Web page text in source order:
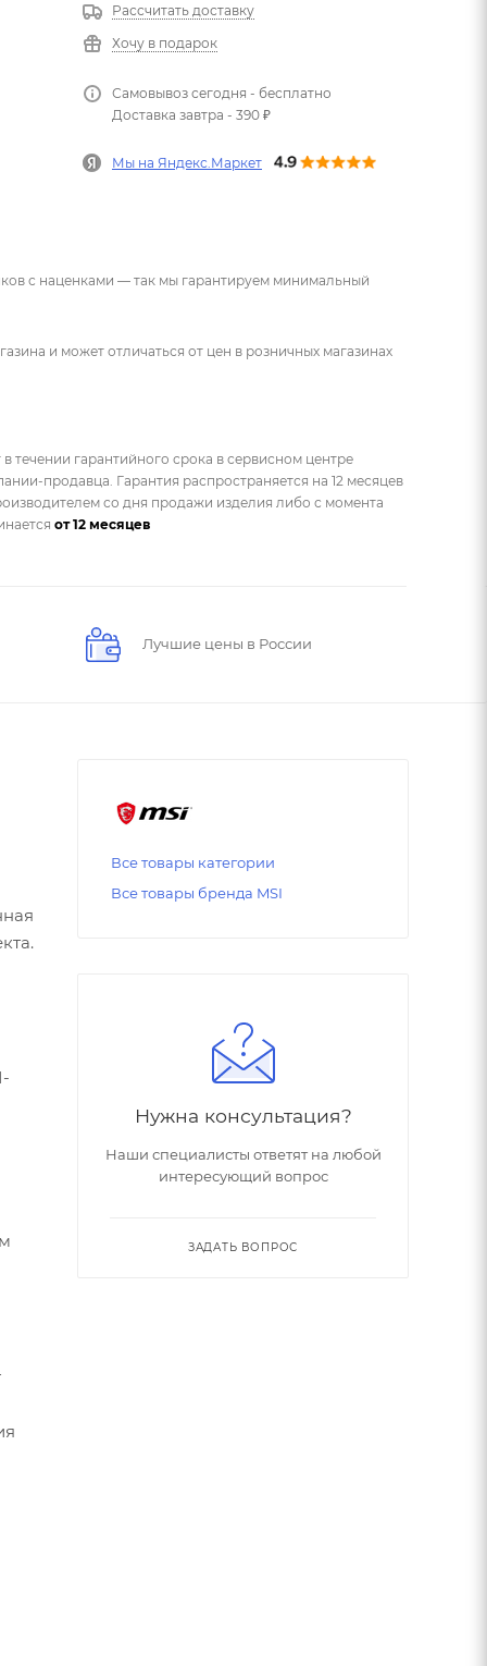
Рассчитать доставку
Хочу в подарок
Самовывоз сегодня - бесплатно
Доставка завтра - 390 ₽
Мы на Яндекс.Маркет
с наценками — так мы гарантируем минимальный
и может отличаться от цен в розничных магазинах
течении гарантийного срока в сервисном центре
продавца. Гарантия распространяется на 12 месяцев
со дня продажи изделия либо с момента
от 12 месяцев
Лучшие цены в России
Все товары категории
Все товары бренда MSI
Нужна консультация?
Наши специалисты ответят на любой
интересующий вопрос
ЗАДАТЬ ВОПРОС